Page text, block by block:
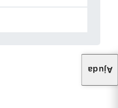
Ajuda